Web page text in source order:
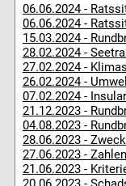
06.06.2024 -
06.06.2024 -
15.03.2024 -
28.02.2024 -
27.02.2024 -
26.02.2024 -
07.02.2024 -
21.12.2023 -
04.08.2023 -
28.06.2023 -
27.06.2023 - Zahlen
21.06.2023 -